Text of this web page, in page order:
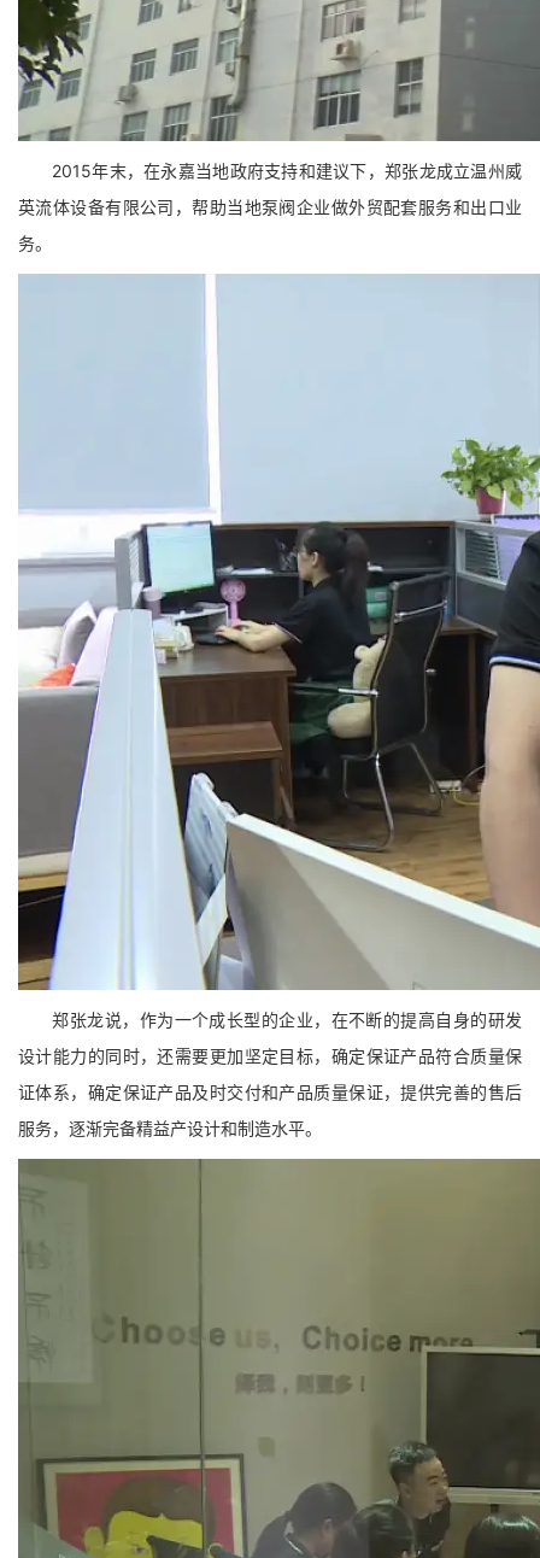
2015年末，在永嘉当地政府支持和建议下，郑张龙成立温州威
英流体设备有限公司，帮助当地泵阀企业做外贸配套服务和出口业
务。
郑张龙说，作为一个成长型的企业，在不断的提高自身的研发
设计能力的同时，还需要更加坚定目标，确定保证产品符合质量保
证体系，确定保证产品及时交付和产品质量保证，提供完善的售后
服务，逐渐完备精益产设计和制造水平。